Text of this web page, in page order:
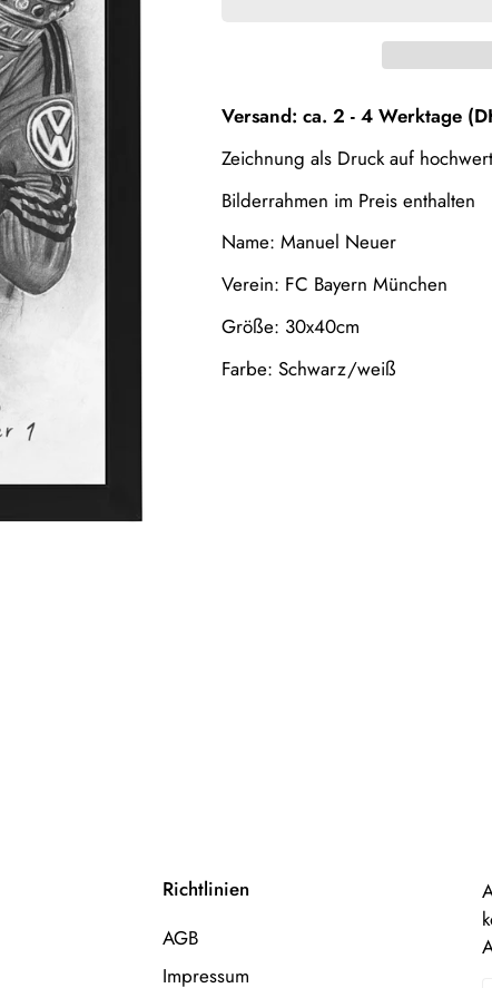
Versand: ca. 2 - 4 Werktage
Zeichnung als Druck auf
Bilderrahmen im Preis enthalten
Name: Manuel Neuer
Verein: FC Bayern München
Größe: 30x40cm
Farbe: Schwarz/weiß
Richtlinien
AGB
Impressum
Confirm your age